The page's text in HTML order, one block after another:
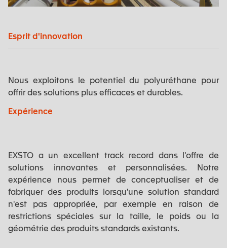
Esprit d'innovation
Nous exploitons le potentiel du polyuréthane pour
offrir des solutions plus efficaces et durables.
Expérience
EXSTO a un excellent track record dans l'offre de
solutions innovantes et personnalisées. Notre
expérience nous permet de conceptualiser et de
fabriquer des produits lorsqu'une solution standard
n'est pas appropriée, par exemple en raison de
restrictions spéciales sur la taille, le poids ou la
géométrie des produits standards existants.